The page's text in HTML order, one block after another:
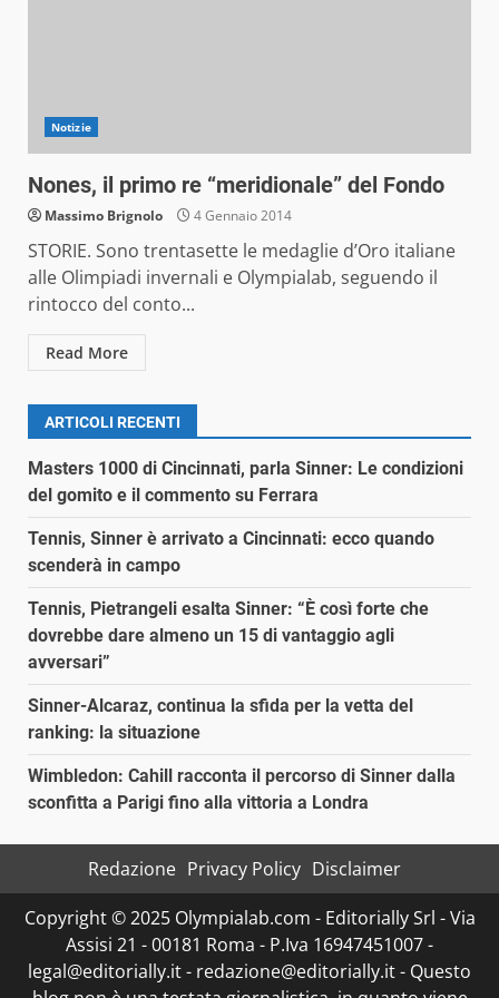
Notizie
Nones, il primo re “meridionale” del Fondo
Massimo Brignolo 4 Gennaio 2014
STORIE. Sono trentasette le medaglie d’Oro italiane
alle Olimpiadi invernali e Olympialab, seguendo il
rintocco del conto...
Read More
ARTICOLI RECENTI
Masters 1000 di Cincinnati, parla Sinner: Le condizioni
del gomito e il commento su Ferrara
Tennis, Sinner è arrivato a Cincinnati: ecco quando
scenderà in campo
Tennis, Pietrangeli esalta Sinner: “È così forte che
dovrebbe dare almeno un 15 di vantaggio agli
avversari”
Sinner-Alcaraz, continua la sfida per la vetta del
ranking: la situazione
Wimbledon: Cahill racconta il percorso di Sinner dalla
sconfitta a Parigi fino alla vittoria a Londra
Redazione Privacy Policy Disclaimer
Copyright © 2025 Olympialab.com - Editorially Srl - Via
Assisi 21 - 00181 Roma - P.Iva 16947451007 -
legal@editorially.it - redazione@editorially.it - Questo